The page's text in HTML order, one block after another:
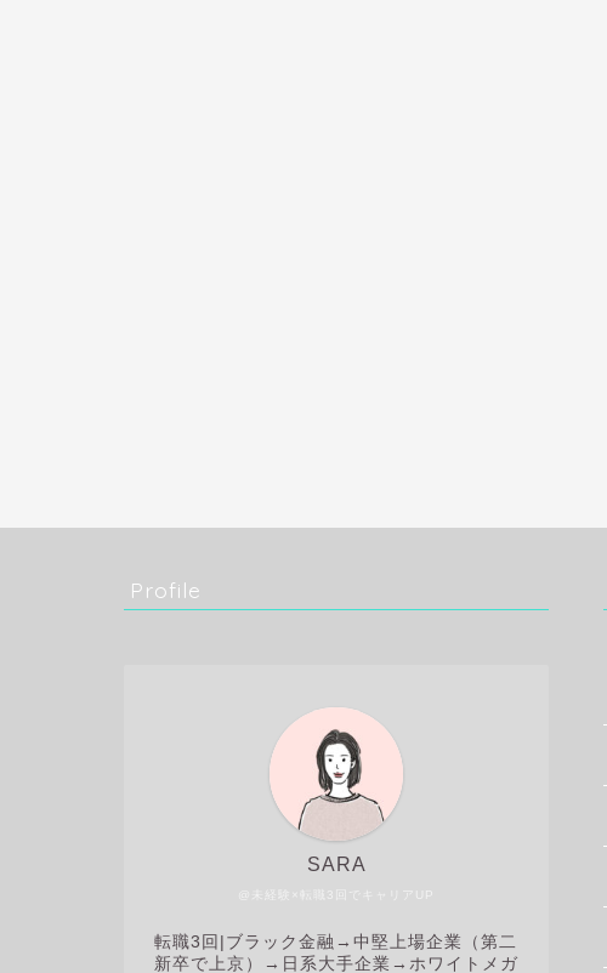
Profile
@未経験×転職3回でキャリアUP
SARA
転職3回| ブラック金融→中堅上場企業（第二
新卒で上京）→日系大手企業→ホワイトメガ